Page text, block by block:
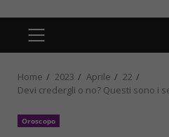
PRIMARY
MENU
Home 2023 Aprile
22
Devi credergli o no? Questi sono i
Oroscopo